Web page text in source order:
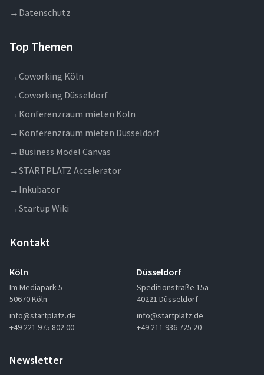
→ Datenschutz
Top Themen
→Coworking Köln
→Coworking Düsseldorf
→ Konferenzraum mieten Köln
→ Konferenzraum mieten Düsseldorf
→ Business Model Canvas
→STARTPLATZ Accelerator
→ Inkubator
→Startup Wiki
Kontakt
Köln
Im Mediapark 5
50670 Köln
info@startplatz.de
+49 221 975 802 00
Düsseldorf
Speditionstraße 15a
40221 Düsseldorf
info@startplatz.de
+49 211 936 725 20
Newsletter